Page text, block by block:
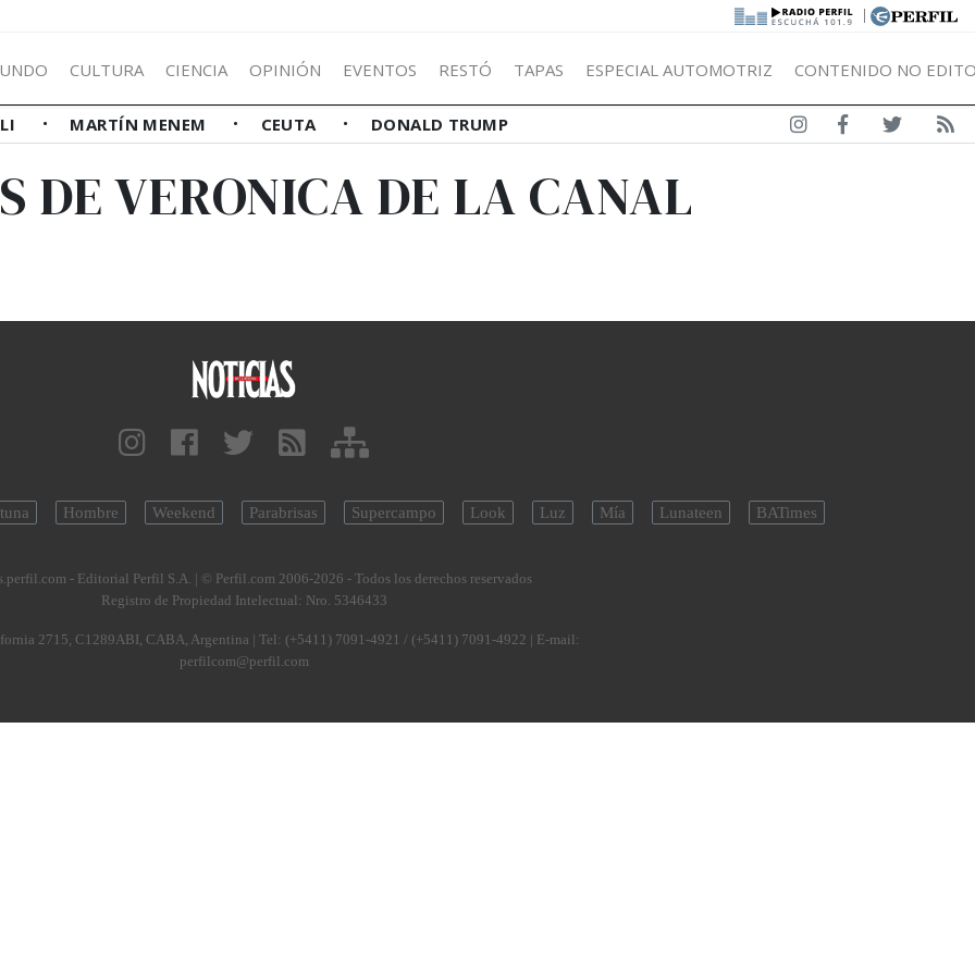
|
CULTURA CIENCIA OPINIÓN EVENTOS RESTÓ TAPAS ESPECIAL AUTOMOTRIZ CONTENIDO NO
MARTÍN MENEM CEUTA DONALD TRUMP
DE VERONICA DE LA CANAL
Hombre Weekend Parabrisas Supercampo Look Luz Mía Lunateen BATimes
- Editorial Perfil S.A. | © Perfil.com 2006-2026 - Todos los derechos reservados
Registro de Propiedad Intelectual: Nro. 5346433
2715, C1289ABI, CABA, Argentina | Tel: (+5411) 7091-4921 / (+5411) 7091-4922 | E-mail:
perfilcom@perfil.com